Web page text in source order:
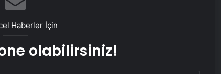
Esat Bey Shop ile Sosyal Medya
Hizmetlerinde Güçlü Panel
Haberler İçin
olabilirsiniz!